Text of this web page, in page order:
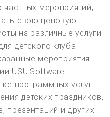
частных мероприятий,
свою ценовую
на различные услуги
детского клуба
мероприятия.
USU Software
программных услуг
детских праздников,
презентаций и других